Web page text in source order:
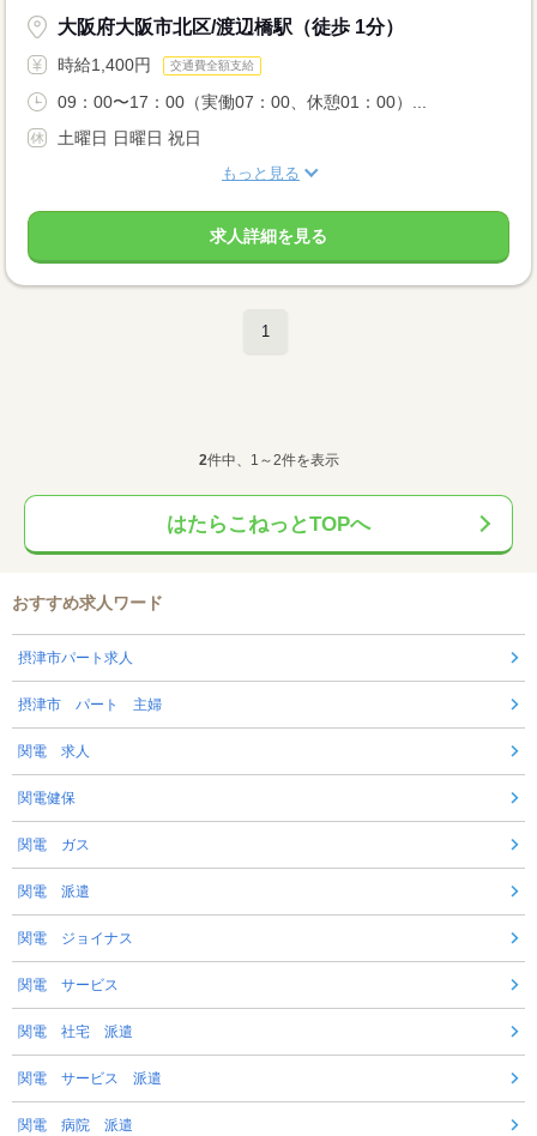
大阪府大阪市北区/渡辺橋駅（徒歩 1分）
時給1,400円 交通費全額支給
09：00〜17：00（実働07：00、休憩01：00）...
土曜日 日曜日 祝日
もっと見る
求人詳細を見る
1
2件中、1～2件を表示
はたらこねっとTOPへ
おすすめ求人ワード
摂津市パート求人
摂津市 パート 主婦
関電 求人
関電健保
関電 ガス
関電 派遣
関電 ジョイナス
関電 サービス
関電 社宅 派遣
関電 サービス 派遣
関電 病院 派遣